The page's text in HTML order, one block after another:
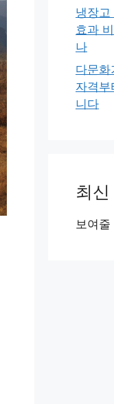
냉장
효과
나
다문화
자격
니다
최
보여줄